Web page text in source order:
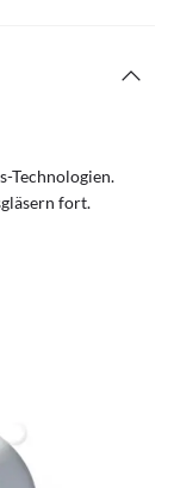
Technologien.
fort.